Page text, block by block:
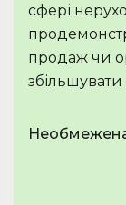
сфері
продаж чи
збільшувати